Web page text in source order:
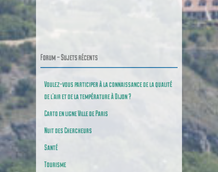
Forum – Sujets récents
Voulez-vous participer à la connaissance de la qualité
de l’air et de la température à Dijon ?
Carto en ligne Ville de Paris
Nuit des Chercheurs
Santé
Tourisme